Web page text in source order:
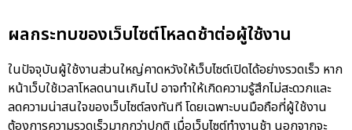
ผลกระทบของเว็บไซต์โหลดช้าต่อผู้ใช้งาน
ในปัจจุบันผู้ใช้งานส่วนใหญ่คาดหวังให้เว็บไซต์เปิดได้อย่างรวดเร็ว หาก
หน้าเว็บใช้เวลาโหลดนานเกินไป อาจทำให้เกิดความรู้สึกไม่สะดวกและ
ลดความน่าสนใจของเว็บไซต์ลงทันที โดยเฉพาะบนมือถือที่ผู้ใช้งาน